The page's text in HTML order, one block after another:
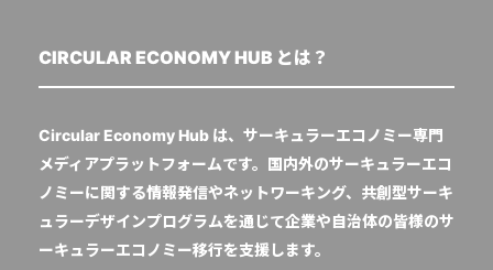
CIRCULAR ECONOMY HUB とは？
Circular Economy Hub は、サーキュラーエコノミー専門
メディアプラットフォームです。国内外のサーキュラーエコ
ノミーに関する情報発信やネットワーキング、共創型サーキ
ュラーデザインプログラムを通じて企業や自治体の皆様のサ
ーキュラーエコノミー移行を支援します。